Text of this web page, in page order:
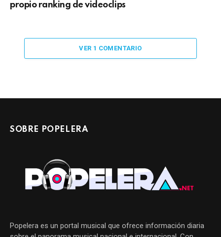
propio ranking de videoclips
VER 1 COMENTARIO
SOBRE POPELERA
Popelera es un portal musical que ofrece información diaria